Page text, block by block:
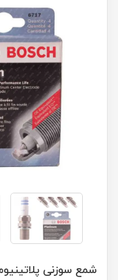
شمع سوزنی